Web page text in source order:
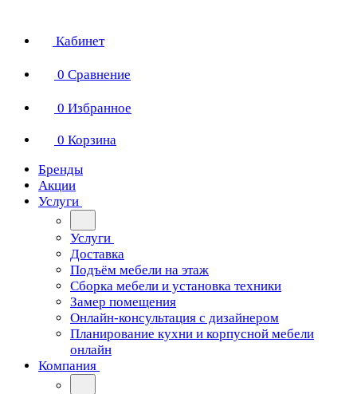
Кабинет
0 Сравнение
0 Избранное
0 Корзина
Бренды
Акции
Услуги
Услуги
Доставка
Подъём мебели на этаж
Сборка мебели и установка техники
Замер помещения
Онлайн-консультация с дизайнером
Планирование кухни и корпусной мебели
онлайн
Компания